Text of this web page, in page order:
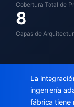
Cobertura Total de
8
Capas de
La
ingeniería
fábrica tiene